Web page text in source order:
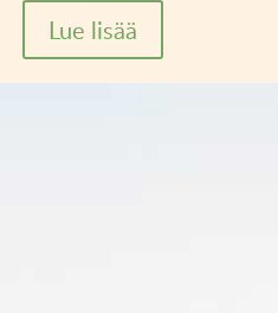
Lue lisää